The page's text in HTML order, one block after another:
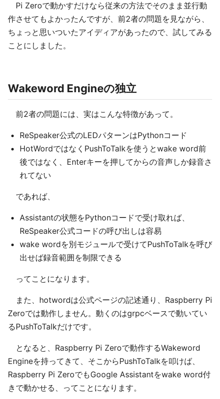
Pi Zeroで動かすだけなら従来の方法でそのまま並行動
作させてもよかったんですが、前2者の問題を見ながら、
ちょっと思いついたアイディアがあったので、試してみる
ことにしました。
Wakeword Engineの独立
前2者の問題には、実はこんな特徴があって。
ReSpeaker公式のLEDパターンはPythonコード
HotWordではなくPushToTalkを使うとwake word前
後ではなく、Enterキーを押してからの音声しか録音さ
れてない
であれば、
Assistantの状態をPythonコードで受け取れば、
ReSpeaker公式コードの呼び出しは容易
wake wordを別モジュールで受けてPushToTalkを呼び
出せば録音範囲を制限できる
ってことになります。
また、hotwordは公式ページの記述通り、Raspberry Pi
Zeroでは動作しません。動くのはgrpcベースで動いてい
るPushToTalkだけです。
となると、Raspberry Pi Zeroで動作するWakeword
Engineを持ってきて、そこからPushToTalkを叩けば、
Raspberry Pi ZeroでもGoogle Assistantをwake word付
きで動かせる、ってことになります。